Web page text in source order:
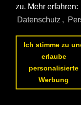
zu. Mehr erfahren:
Datenschutz ,
Ich stimme zu
erlaube
personalisierte
Werbung